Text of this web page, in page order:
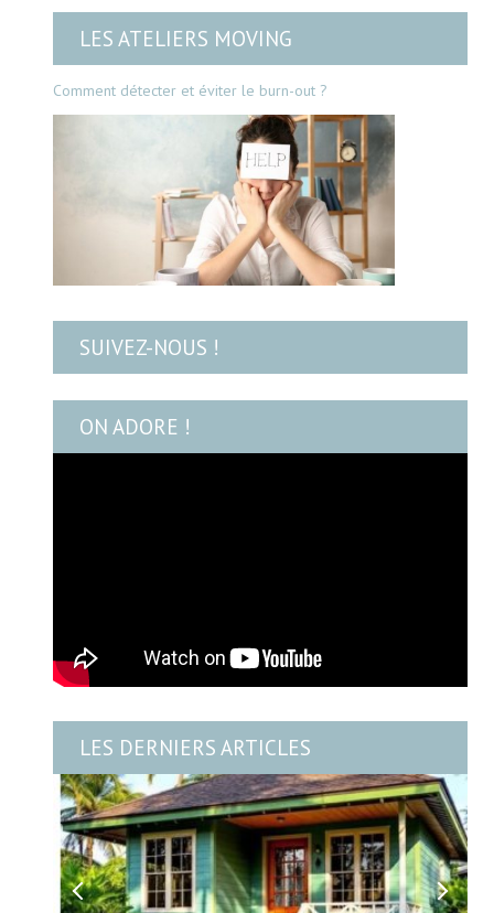
LES ATELIERS MOVING
Comment détecter et éviter le burn-out ?
SUIVEZ-NOUS !
ON ADORE !
LES DERNIERS ARTICLES